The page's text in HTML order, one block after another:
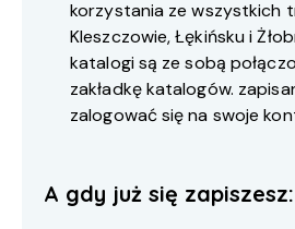
korzystania ze wszystkich
Kleszczowie, Łękińsku i
katalogi są ze sobą
zakładkę katalogów.
zalogować się na swoje
A gdy już się zapiszesz: